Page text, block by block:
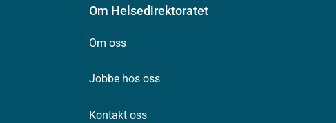
Om Helsedirektoratet
Om oss
Jobbe hos oss
Kontakt oss